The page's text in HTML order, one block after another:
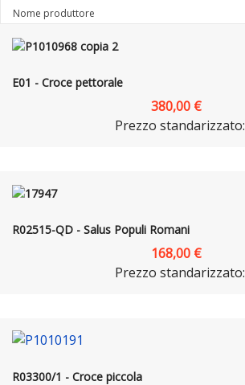
Nome produttore
E01 - Croce pettorale
380,00 €
Prezzo standarizzato:
R02515-QD - Salus Populi Romani
168,00 €
Prezzo standarizzato:
R03300/1 - Croce piccola